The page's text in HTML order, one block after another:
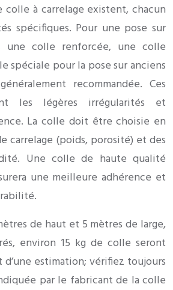
à carrelage existent, chacun
spécifiques. Pour une pose sur
une colle renforcée, une colle
spéciale pour la pose sur anciens
recommandée. Ces
les légères irrégularités et
La colle doit être choisie en
carrelage (poids, porosité) et des
Une colle de haute qualité
une meilleure adhérence et
de haut et 5 mètres de large,
environ 15 kg de colle seront
d’une estimation; vérifiez toujours
par le fabricant de la colle